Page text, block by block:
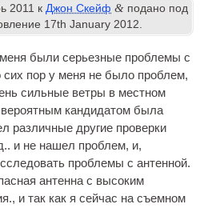
2011 кДжон Скейф & подано под
17th January 2012.
были серьезные проблемы с
сих пор у меня не было проблем,
сильные ветры в местном
кандидатом была
различные другие проверки
и не нашел проблем, и,
проблемы с антенной.
антенна с высоким
и так как я сейчас на съемном